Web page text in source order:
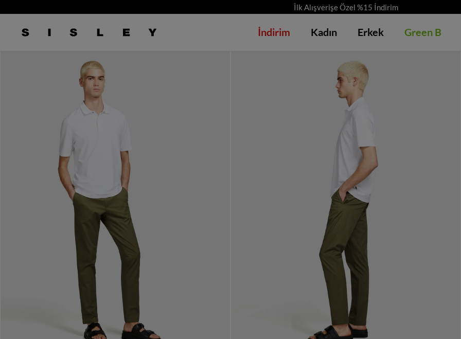
İlk Alışverişe Özel %15 İndirim
logo İndirim Kadın Erkek Green B
/6